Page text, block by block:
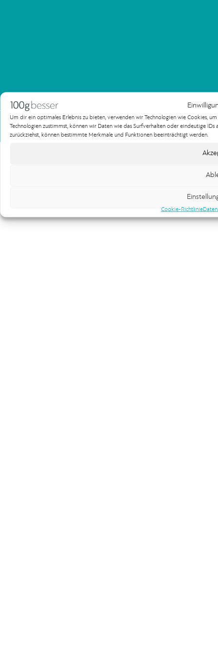
Um dir ein optimales Erlebnis zu bieten, verwenden wir Technologien wie Cookies,
Technologien zustimmst, können wir Daten wie das Surfverhalten oder eindeutige
zurückziehst, können bestimmte Merkmale und Funktionen beeinträchtigt werden.
Cookie-Richtlinie
Copyright 100gbesser Werbeagentur
Datenschutzerklärung
Impressum